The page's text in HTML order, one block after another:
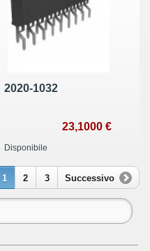
2020-1032
23,1000 €
Disponibile
1 2 3 Successivo